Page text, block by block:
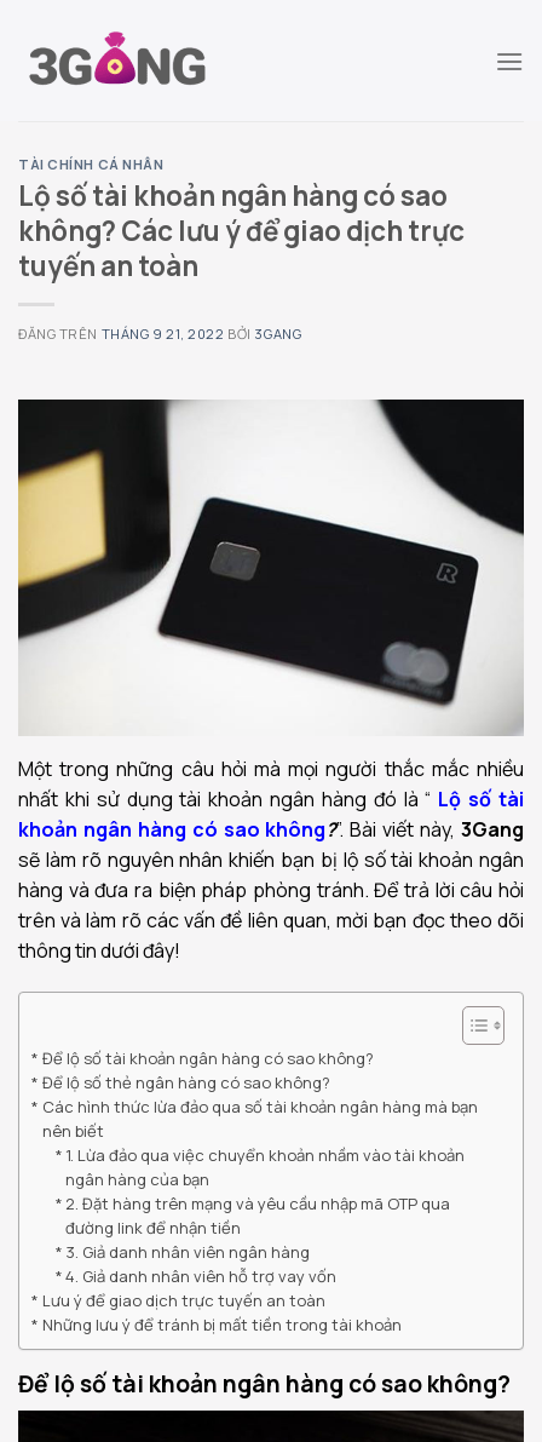
đến
TÀI CHÍNH CÁ NHÂN
Lộ số tài khoản ngân hàng có sao
không? Các lưu ý để giao dịch trực
tuyến an toàn
ĐĂNG TRÊN THÁNG 9 21, 2022 BỞI 3GANG
Một trong những câu hỏi mà mọi người thắc mắc nhiều
nhất khi sử dụng tài khoản ngân hàng đó là “ Lộ số tài
khoản ngân hàng có sao không?”. Bài viết này,3Gang
sẽ làm rõ nguyên nhân khiến bạn bị lộ số tài khoản ngân
hàng và đưa ra biện pháp phòng tránh. Để trả lời câu hỏi
trên và làm rõ các vấn đề liên quan, mời bạn đọc theo dõi
thông tin dưới đây!
Để lộ số tài khoản ngân hàng có sao không?
Để lộ số thẻ ngân hàng có sao không?
Các hình thức lừa đảo qua số tài khoản ngân hàng mà bạn
nên biết
1. Lừa đảo qua việc chuyển khoản nhầm vào tài khoản
ngân hàng của bạn
2. Đặt hàng trên mạng và yêu cầu nhập mã OTP qua
đường link để nhận tiền
3. Giả danh nhân viên ngân hàng
4. Giả danh nhân viên hỗ trợ vay vốn
Lưu ý để giao dịch trực tuyến an toàn
Những lưu ý để tránh bị mất tiền trong tài khoản
Để lộ số tài khoản ngân hàng có sao không?